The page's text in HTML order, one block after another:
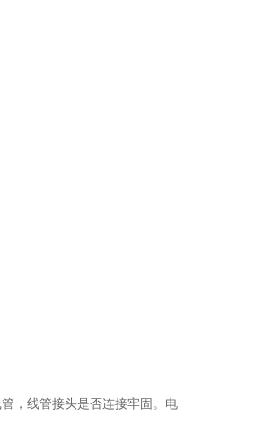
，线管接头是否连接牢固。电